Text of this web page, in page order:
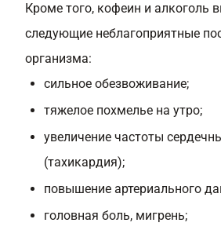
Кроме того, кофеин и алкоголь
следующие неблагоприятные
организма:
сильное обезвоживание;
тяжелое похмелье на утро;
увеличение частоты
(тахикардия);
повышение артериального
головная боль, мигрень;